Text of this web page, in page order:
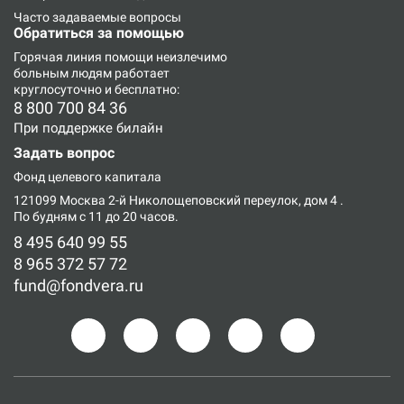
Часто задаваемые вопросы
Обратиться за помощью
Горячая линия помощи неизлечимо
больным людям работает
круглосуточно и бесплатно:
8 800 700 84 36
При поддержке билайн
Задать вопрос
Фонд целевого капитала
121099 Москва 2-й Николощеповский переулок, дом 4 .
По будням с 11 до 20 часов.
8 495 640 99 55
8 965 372 57 72
fund@fondvera.ru